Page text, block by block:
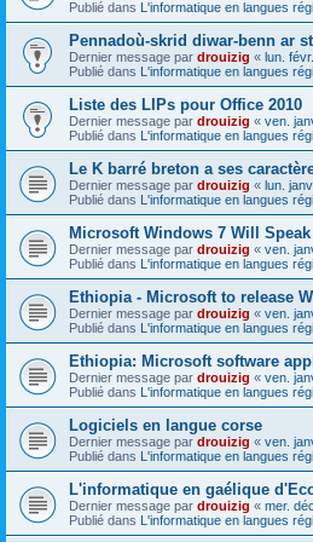
Publié dans L'informatique en langues
Pennadoù-skrid diwar-benn ar
Dernier message par drouizig « lun.
Publié dans L'informatique en langues
Liste des LIPs pour Office 2010
Dernier message par drouizig « ven.
Publié dans L'informatique en langues
Le K barré breton a ses
Dernier message par drouizig « lun.
Publié dans L'informatique en langues
Microsoft Windows 7 Will
Dernier message par drouizig « ven.
Publié dans L'informatique en langues
Ethiopia - Microsoft to release
Dernier message par drouizig « ven.
Publié dans L'informatique en langues
Ethiopia: Microsoft software
Dernier message par drouizig « ven.
Publié dans L'informatique en langues
Logiciels en langue corse
Dernier message par drouizig « ven.
Publié dans L'informatique en langues
L'informatique en gaélique
Dernier message par drouizig « mer.
Publié dans L'informatique en langues